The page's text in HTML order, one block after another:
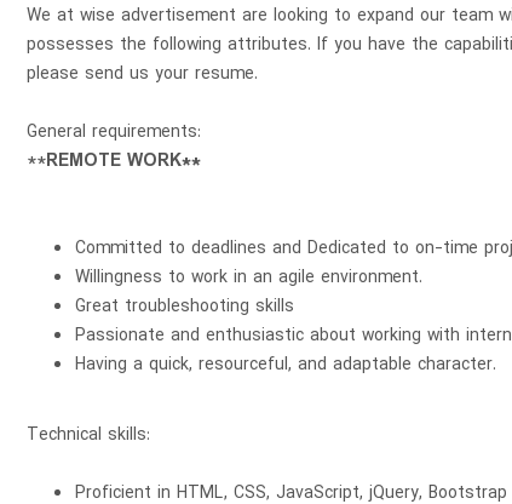
We at wise advertisement are looking to expand our team
possesses the following attributes. If you have the
please send us your resume.
General requirements:
**REMOTE WORK**
Committed to deadlines and Dedicated to on-time
Willingness to work in an agile environment.
Great troubleshooting skills
Passionate and enthusiastic about working with
Having a quick, resourceful, and adaptable character.
Technical skills:
Proficient in HTML, CSS, JavaScript, jQuery, Bootstrap